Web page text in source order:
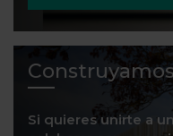
Si quieres unirte a